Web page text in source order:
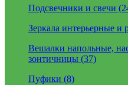
Подсвечники и свечи
Зеркала интерьерные и
Вешалки напольные,
зонтичницы (37)
Пуфики (8)